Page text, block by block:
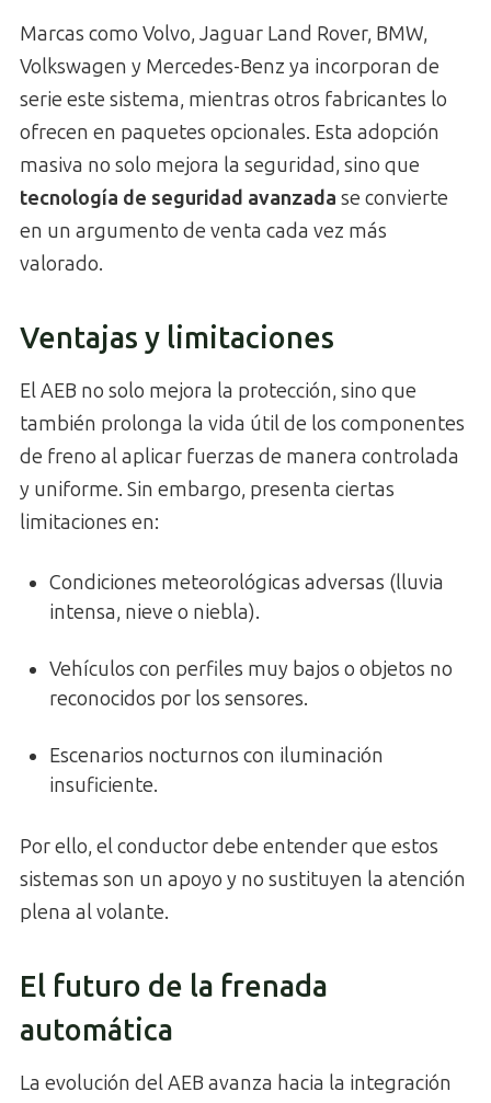
Marcas como Volvo, Jaguar Land Rover, BMW,
Volkswagen y Mercedes-Benz ya incorporan de
serie este sistema, mientras otros fabricantes lo
ofrecen en paquetes opcionales. Esta adopción
masiva no solo mejora la seguridad, sino que
tecnología de seguridad avanzada se convierte
en un argumento de venta cada vez más
valorado.
Ventajas y limitaciones
El AEB no solo mejora la protección, sino que
también prolonga la vida útil de los componentes
de freno al aplicar fuerzas de manera controlada
y uniforme. Sin embargo, presenta ciertas
limitaciones en:
Condiciones meteorológicas adversas (lluvia
intensa, nieve o niebla).
Vehículos con perfiles muy bajos o objetos no
reconocidos por los sensores.
Escenarios nocturnos con iluminación
insuficiente.
Por ello, el conductor debe entender que estos
sistemas son un apoyo y no sustituyen la atención
plena al volante.
El futuro de la frenada
automática
La evolución del AEB avanza hacia la integración